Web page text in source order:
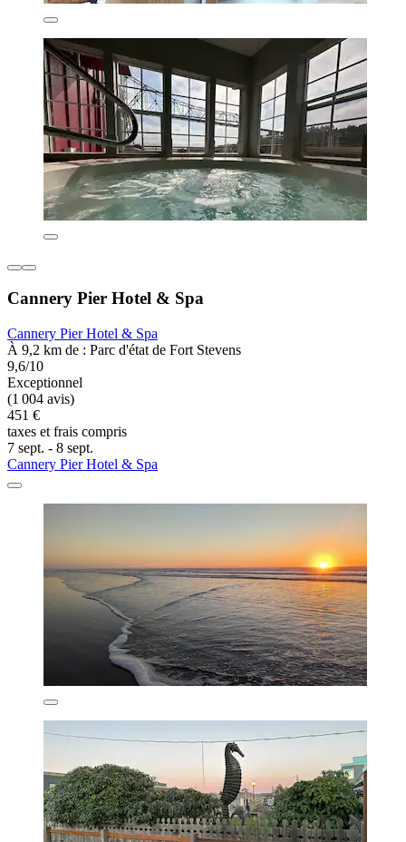
Cannery Pier Hotel & Spa
Cannery Pier Hotel & Spa
À 9,2 km de : Parc d'état de Fort Stevens
9,6/10
Exceptionnel
(1 004 avis)
451 €
taxes et frais compris
7 sept. - 8 sept.
Cannery Pier Hotel & Spa